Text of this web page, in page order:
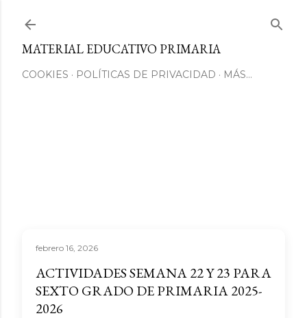
MATERIAL EDUCATIVO PRIMARIA
COOKIES POLÍTICAS DE PRIVACIDAD MÁS…
febrero 16, 2026
ACTIVIDADES SEMANA 22 Y 23 PARA
SEXTO GRADO DE PRIMARIA 2025-
2026